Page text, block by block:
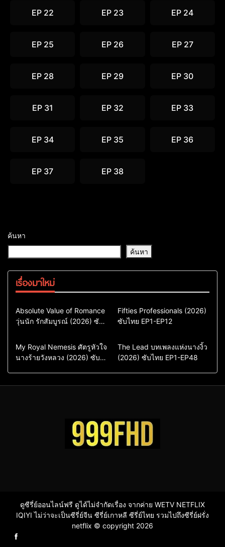
EP 22 EP 23 EP 24
EP 25 EP 26 EP 27
EP 28 EP 29 EP 30
EP 31 EP 32 EP 33
EP 34 EP 35 EP 36
EP 37 EP 38
ค้นหา
ค้นหา
เรื่องมาใหม่
Comedy
Drama
ซีรี่ย์เกาหลี
ซีรี่ย์เกาหลีพากย์ไทย
Absolute Value of Romance
วุ่นนัก รักสัมบูรณ์ (2026) ซับ
Action & Adventure
Comedy
Drama
ซีรี่ย์เกาหลีซับไทย
Fifties Professionals (2026)
ซับไทย EP1-EP12
Comedy
Drama
Sci-Fi & Fantasy
My Royal Nemesis ศัตรูหัวใจ
นางร้ายวังหลวง (2026) ซับ
Drama
ซีรี่ย์จีน
ซีรี่ย์จีนซับไทย
The Lead บทเพลงแห่งนางงิ้ว
(2026) ซับไทย EP1-EP48
ดูซีรี่ย์ออนไลน์ฟรี ดูได้ไม่จำกัดเรื่อง จากค่าย WETV NETFLIX
IQIYI ไม่ว่าจะเป็นซีรี่ย์จีน ซีรี่ย์เกาหลี ซีรี่ย์ไทย รวมไปถึงซีรี่ย์ฝรั่ง
netflix © copyright 2026